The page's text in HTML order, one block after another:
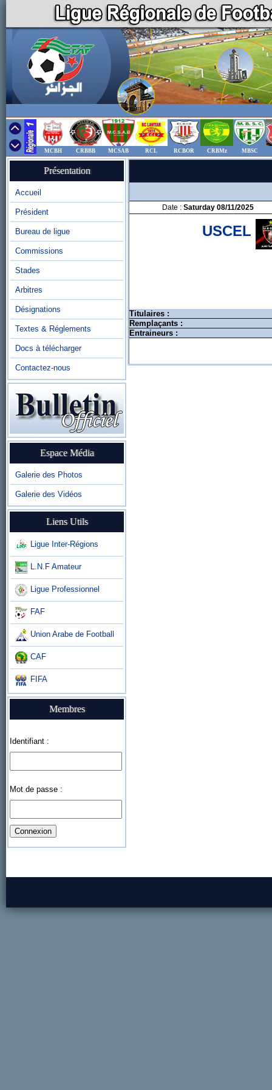
MCBH CRBBB MCSAB RCL RCBOR CRBMz MBSC
Présentation
Accueil
Président
Bureau de ligue
Commissions
Stades
Arbitres
Désignations
Textes & Réglements
Docs à télécharger
Contactez-nous
Espace Média
Galerie des Photos
Galerie des Vidéos
Liens Utils
Ligue Inter-Régions
L.N.F Amateur
Ligue Professionnel
FAF
Union Arabe de Football
CAF
FIFA
Membres
Identifiant :
Mot de passe :
Date : Saturday 08/11/2025
USCEL
Titulaires :
Remplaçants :
Entraineurs :